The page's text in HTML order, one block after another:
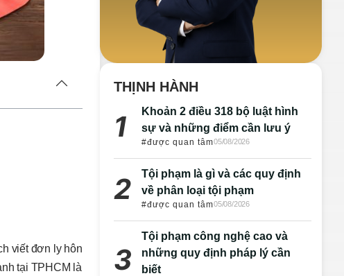
viết đơn ly hôn
tại TPHCM là
THỊNH HÀNH
Khoản 2 điều 318 bộ luật hình
sự và những điểm cần lưu ý
#được quan tâm05/08/2026
Tội phạm là gì và các quy định
về phân loại tội phạm
#được quan tâm05/08/2026
Tội phạm công nghệ cao và
những quy định pháp lý cần
biết